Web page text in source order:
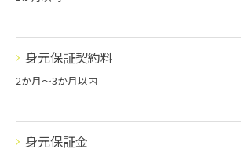
身元保証契約料
2か月〜3か月以内
身元保証金